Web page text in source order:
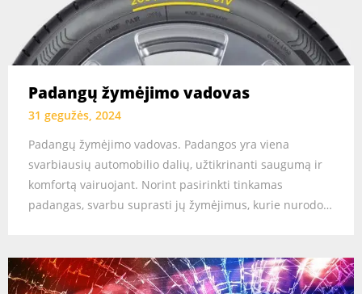
Padangų žymėjimo vadovas
31 gegužės, 2024
Padangų žymėjimo vadovas. Padangos yra viena
svarbiausių automobilio dalių, užtikrinanti saugumą ir
komfortą vairuojant. Norint pasirinkti tinkamas
padangas, svarbu suprasti jų žymėjimus, kurie nurodo…